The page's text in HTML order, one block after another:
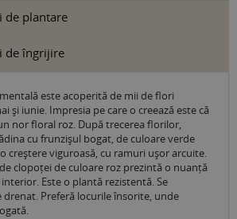
de plantare
de îngrijire
este acoperită de mii de flori
și iunie. Impresia pe care o creează este că
nor floral roz. După trecerea florilor,
cu frunzișul bogat, de culoare verde
creștere viguroasă, cu ramuri ușor arcuite.
clopoței de culoare roz prezintă o nuanță
Este o plantă rezistentă. Se
drenat. Preferă locurile însorite, unde